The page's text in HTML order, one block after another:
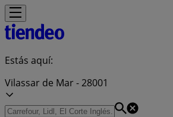
Estás aquí:
Vilassar de Mar - 28001